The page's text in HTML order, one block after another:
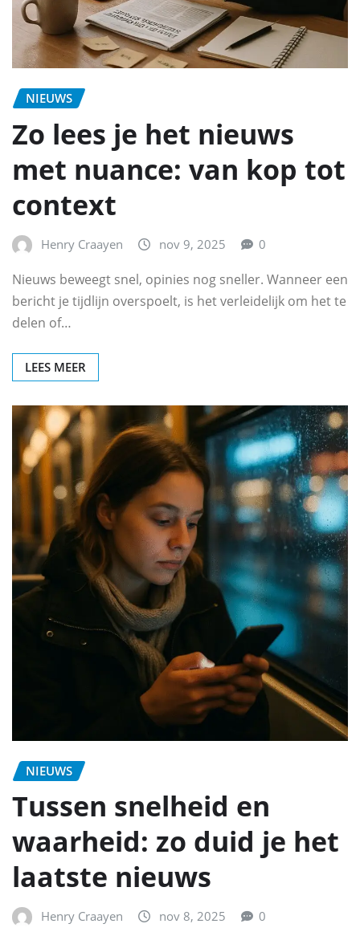
NIEUWS
Zo lees je het nieuws
met nuance: van kop tot
context
Henry Craayen nov 9, 2025 0
Nieuws beweegt snel, opinies nog sneller. Wanneer een
bericht je tijdlijn overspoelt, is het verleidelijk om het te
delen of…
LEES MEER
NIEUWS
Tussen snelheid en
waarheid: zo duid je het
laatste nieuws
Henry Craayen nov 8, 2025 0